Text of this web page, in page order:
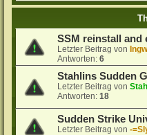
SSM reinstall
Letzter Beitrag von
Antworten:6
Stahlins Sudden
Letzter Beitrag von
Antworten:18
Sudden Strike
Letzter Beitrag von-